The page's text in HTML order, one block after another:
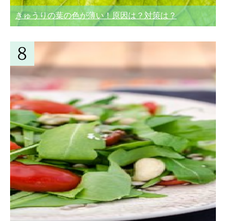
きゅうりの葉の色が薄い！原因は？対策は？